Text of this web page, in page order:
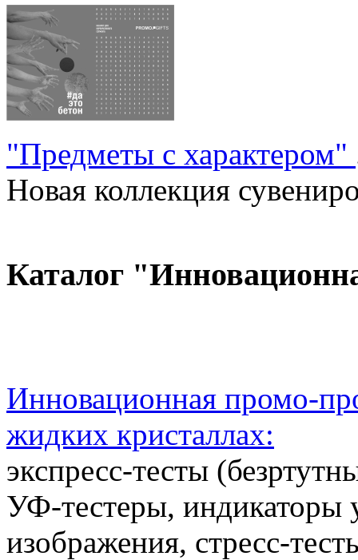
"Предметы с характером"
Новая коллекция
Каталог
Инновационная промо-
жидких кристаллах:
экспресс-тесты
УФ-тестеры, индикаторы
изображения, стресс-